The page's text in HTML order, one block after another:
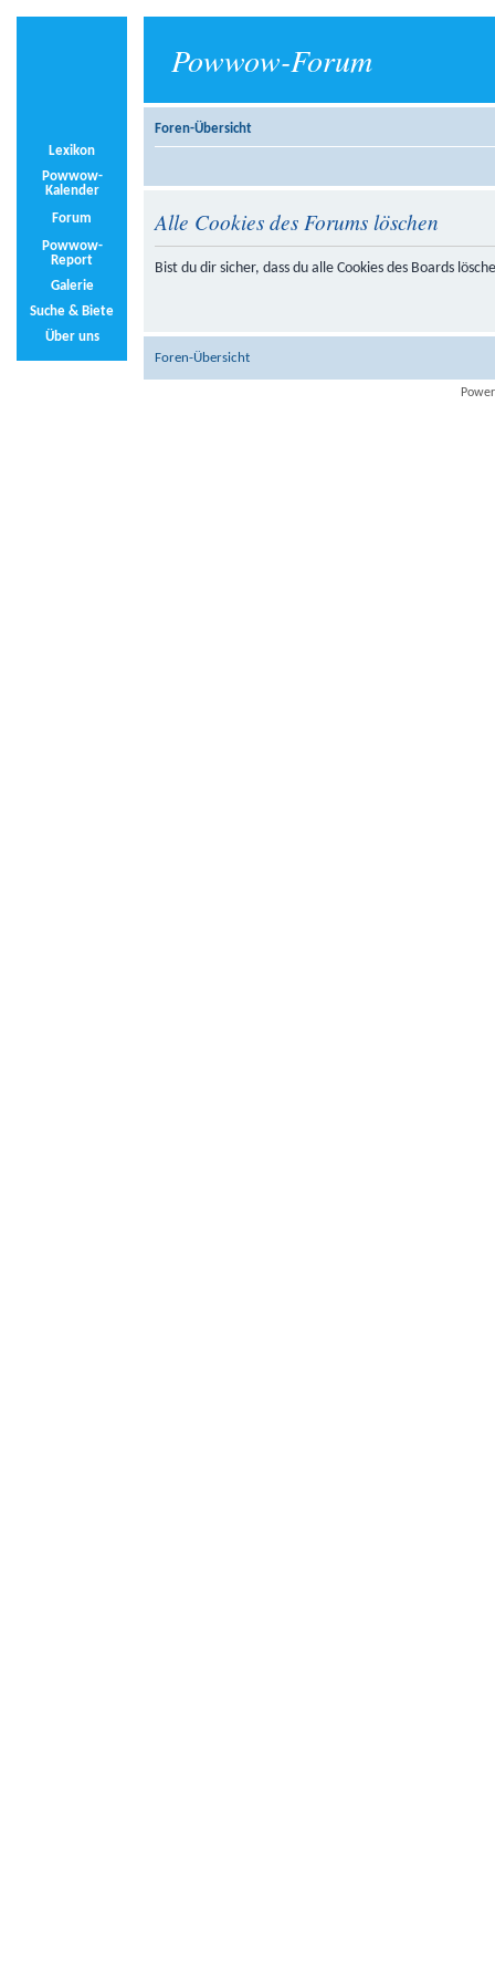
Powwow-Forum
Lexikon
Powwow-
Kalender
Forum
Powwow-
Report
Galerie
Suche & Biete
Über uns
Foren-Übersicht
Alle Cookies des Forums löschen
Bist du dir sicher, dass du alle Cookies des Boards
Foren-Übersicht